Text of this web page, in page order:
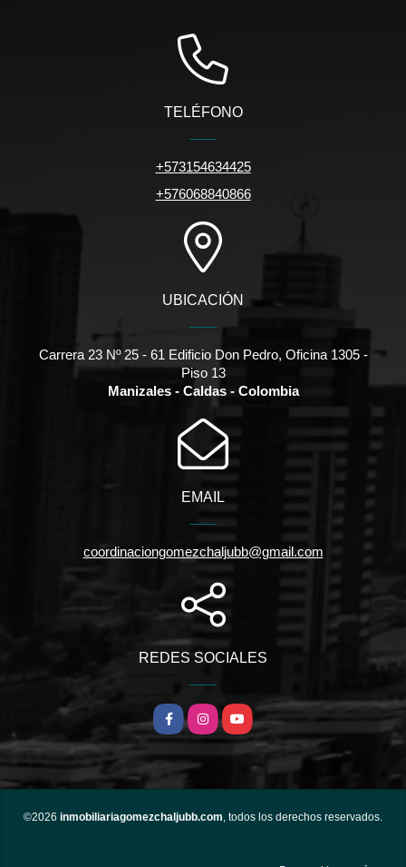
TELÉFONO
+573154634425
+576068840866
UBICACIÓN
Carrera 23 Nº 25 - 61 Edificio Don Pedro, Oficina 1305 -
Piso 13
Manizales - Caldas - Colombia
EMAIL
coordinaciongomezchaljubb@gmail.com
REDES SOCIALES
FacebookInstagramYouTube
©2026 inmobiliariagomezchaljubb.com, todos los derechos reservados.